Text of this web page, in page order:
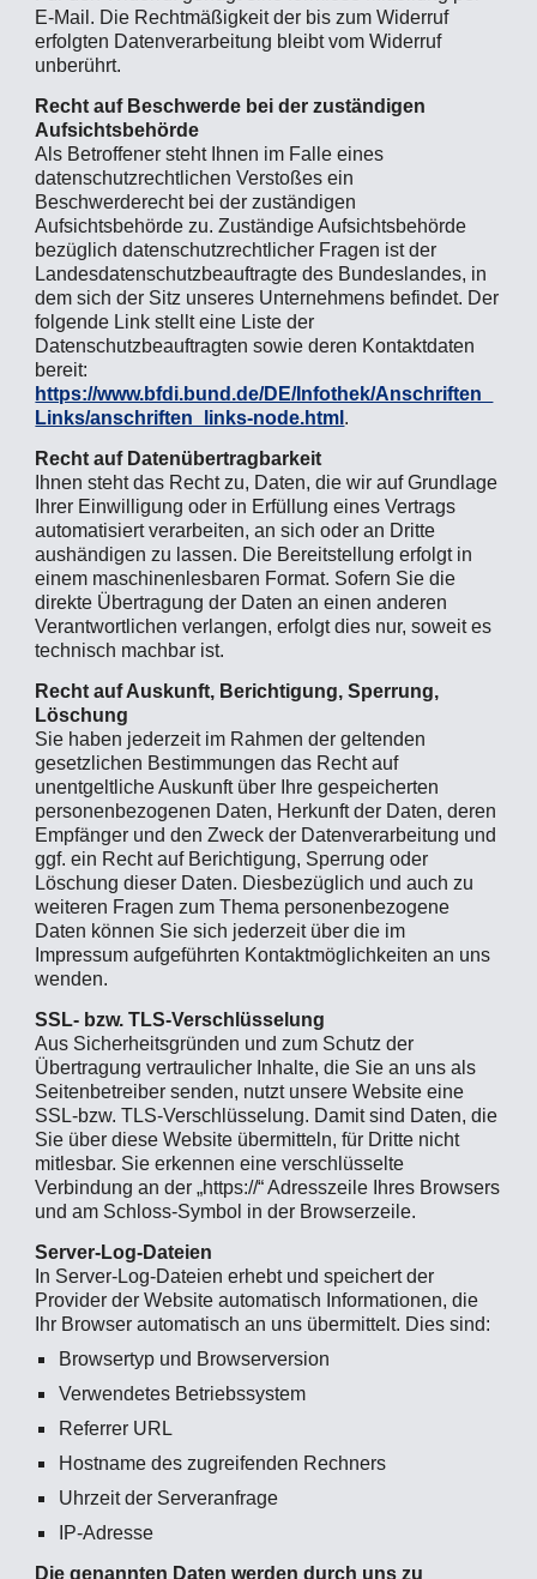
E-Mail. Die Rechtmäßigkeit der bis zum Widerruf
erfolgten Datenverarbeitung bleibt vom Widerruf
unberührt.
Recht auf Beschwerde bei der zuständigen
Aufsichtsbehörde
Als Betroffener steht Ihnen im Falle eines
datenschutzrechtlichen Verstoßes ein
Beschwerderecht bei der zuständigen
Aufsichtsbehörde zu. Zuständige Aufsichtsbehörde
bezüglich datenschutzrechtlicher Fragen ist der
Landesdatenschutzbeauftragte des Bundeslandes, in
dem sich der Sitz unseres Unternehmens befindet. Der
folgende Link stellt eine Liste der
Datenschutzbeauftragten sowie deren Kontaktdaten
bereit:
https://www.bfdi.bund.de/DE/Infothek/Anschriften_
Links/anschriften_links-node.html .
Recht auf Datenübertragbarkeit
Ihnen steht das Recht zu, Daten, die wir auf Grundlage
Ihrer Einwilligung oder in Erfüllung eines Vertrags
automatisiert verarbeiten, an sich oder an Dritte
aushändigen zu lassen. Die Bereitstellung erfolgt in
einem maschinenlesbaren Format. Sofern Sie die
direkte Übertragung der Daten an einen anderen
Verantwortlichen verlangen, erfolgt dies nur, soweit es
technisch machbar ist.
Recht auf Auskunft, Berichtigung, Sperrung,
Löschung
Sie haben jederzeit im Rahmen der geltenden
gesetzlichen Bestimmungen das Recht auf
unentgeltliche Auskunft über Ihre gespeicherten
personenbezogenen Daten, Herkunft der Daten, deren
Empfänger und den Zweck der Datenverarbeitung und
ggf. ein Recht auf Berichtigung, Sperrung oder
Löschung dieser Daten. Diesbezüglich und auch zu
weiteren Fragen zum Thema personenbezogene
Daten können Sie sich jederzeit über die im
Impressum aufgeführten Kontaktmöglichkeiten an uns
wenden.
SSL- bzw. TLS-Verschlüsselung
Aus Sicherheitsgründen und zum Schutz der
Übertragung vertraulicher Inhalte, die Sie an uns als
Seitenbetreiber senden, nutzt unsere Website eine
SSL-bzw. TLS-Verschlüsselung. Damit sind Daten, die
Sie über diese Website übermitteln, für Dritte nicht
mitlesbar. Sie erkennen eine verschlüsselte
Verbindung an der „https://“ Adresszeile Ihres Browsers
und am Schloss-Symbol in der Browserzeile.
Server-Log-Dateien
In Server-Log-Dateien erhebt und speichert der
Provider der Website automatisch Informationen, die
Ihr Browser automatisch an uns übermittelt. Dies sind:
Browsertyp und Browserversion
Verwendetes Betriebssystem
Referrer URL
Hostname des zugreifenden Rechners
Uhrzeit der Serveranfrage
IP-Adresse
Die genannten Daten werden durch uns zu